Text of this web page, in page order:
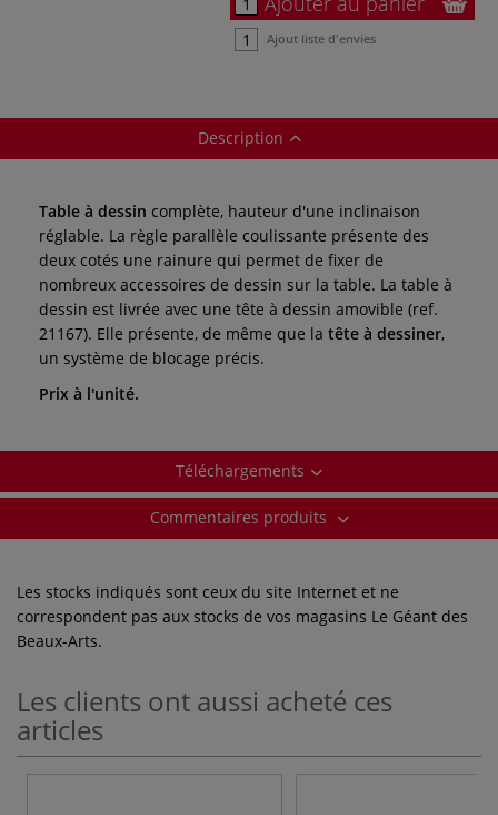
Ajout liste d'envies
Description
Table à dessin complète, hauteur d'une inclinaison
réglable. La règle parallèle coulissante présente des
deux cotés une rainure qui permet de fixer de
nombreux accessoires de dessin sur la table. La table à
dessin est livrée avec une tête à dessin amovible (ref.
21167). Elle présente, de même que la tête à dessiner,
un système de blocage précis.
Prix à l'unité.
Téléchargements
Commentaires produits
Les stocks indiqués sont ceux du site Internet et ne
correspondent pas aux stocks de vos magasins Le Géant des
Beaux-Arts.
Les clients ont aussi acheté ces
articles